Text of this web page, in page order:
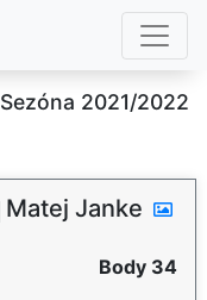
Sezóna 2021/2022
Matej Janke
Body 34